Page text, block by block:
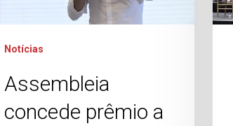
Notícias
Assembleia
concede prêmio a